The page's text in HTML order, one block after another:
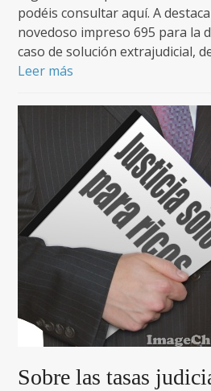
podéis consultar aquí. A
novedoso impreso 695 para la
caso de solución extrajudicial,
Leer más
Sobre las tasas